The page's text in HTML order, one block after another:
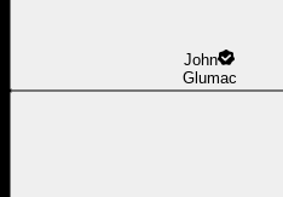
John
Glumac